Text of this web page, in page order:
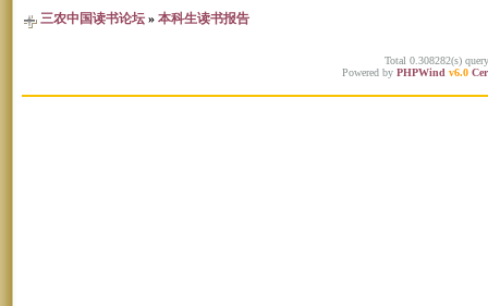
三农中国读书论坛 » 本科生读书报告
Total 0.308282(s)
Powered by PHPWind v6.0